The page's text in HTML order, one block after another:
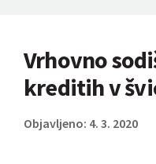
Vrhovno
kreditih v
Objavljeno: 4. 3. 2020